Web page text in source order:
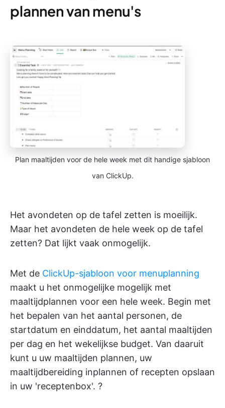
plannen van menu's
Plan maaltijden voor de hele week met dit handige sjabloon
van ClickUp.
Het avondeten op de tafel zetten is moeilijk.
Maar het avondeten de hele week op de tafel
zetten? Dat lijkt vaak onmogelijk.
Met de ClickUp-sjabloon voor menuplanning
maakt u het onmogelijke mogelijk met
maaltijdplannen voor een hele week. Begin met
het bepalen van het aantal personen, de
startdatum en einddatum, het aantal maaltijden
per dag en het wekelijkse budget. Van daaruit
kunt u uw maaltijden plannen, uw
maaltijdbereiding inplannen of recepten opslaan
in uw 'receptenbox'. ?️